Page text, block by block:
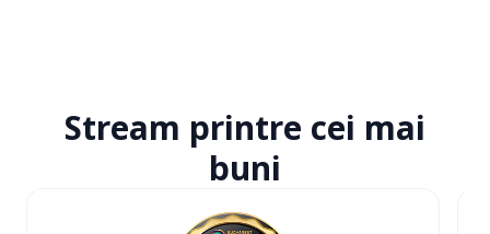
Stream printre cei mai
buni